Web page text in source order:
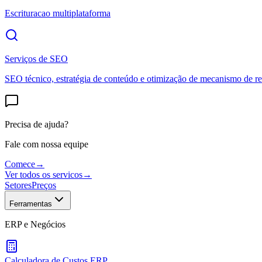
Escrituracao multiplataforma
Serviços de SEO
SEO técnico, estratégia de conteúdo e otimização de mecanismo de
Precisa de ajuda?
Fale com nossa equipe
Comece→
Ver todos os servicos→
SetoresPreços
Ferramentas
ERP e Negócios